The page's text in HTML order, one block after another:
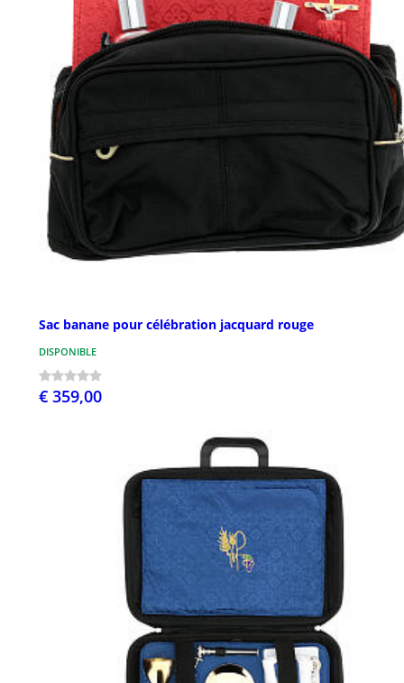
Sac banane pour célébration jacquard rouge
DISPONIBLE
€ 359,00